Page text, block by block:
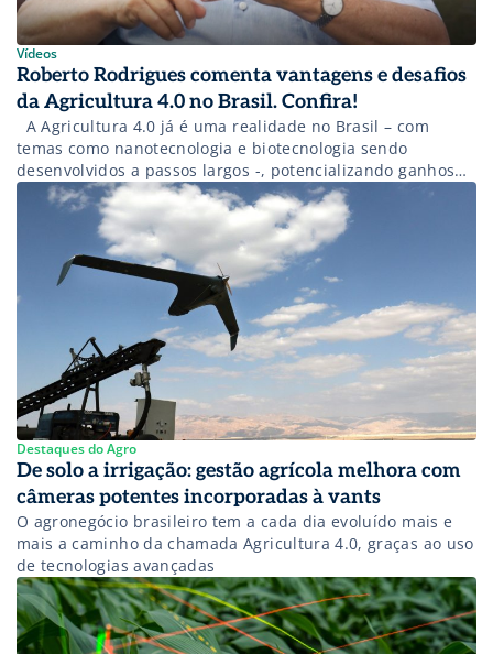
Vídeos
Roberto Rodrigues comenta vantagens e desafios
da Agricultura 4.0 no Brasil. Confira!
A Agricultura 4.0 já é uma realidade no Brasil – com
temas como nanotecnologia e biotecnologia sendo
desenvolvidos a passos largos -, potencializando ganhos
do produtor. Porém, a conectividade ainda é um desafio
que impacta qualidade e a rápida adoção da Agricultura
4.0 no País. Confira essa e outras informações nesta
entrevista exclusiva com […]
Destaques do Agro
De solo a irrigação: gestão agrícola melhora com
câmeras potentes incorporadas à vants
O agronegócio brasileiro tem a cada dia evoluído mais e
mais a caminho da chamada Agricultura 4.0, graças ao uso
de tecnologias avançadas